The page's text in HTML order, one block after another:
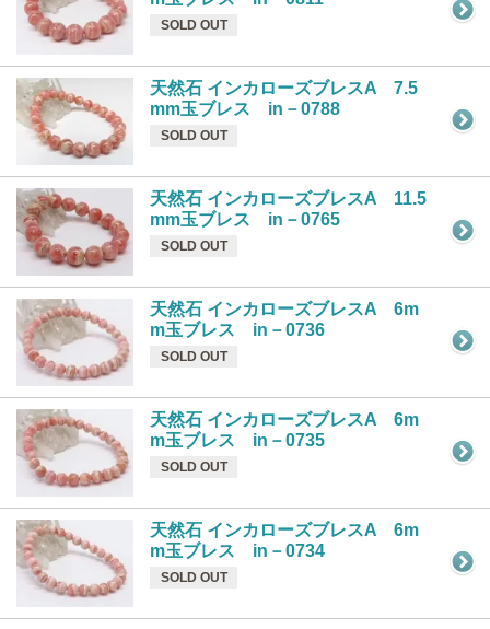
SOLD OUT
天然石 インカローズブレスA 7.5
mm玉ブレス in－0788
SOLD OUT
天然石 インカローズブレスA 11.5
mm玉ブレス in－0765
SOLD OUT
天然石 インカローズブレスA 6m
m玉ブレス in－0736
SOLD OUT
天然石 インカローズブレスA 6m
m玉ブレス in－0735
SOLD OUT
天然石 インカローズブレスA 6m
m玉ブレス in－0734
SOLD OUT